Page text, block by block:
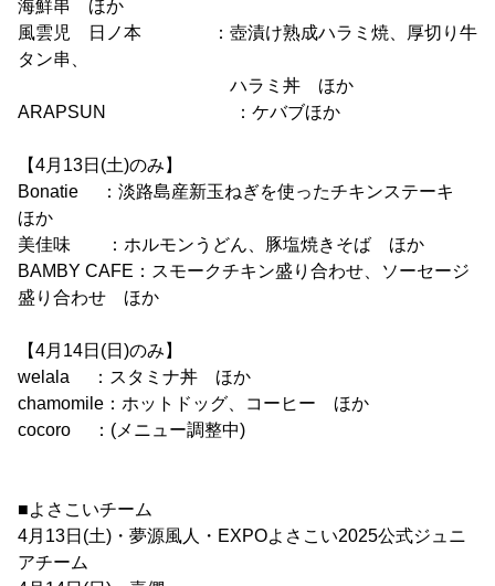
海鮮串 ほか
風雲児 日ノ本 ：壺漬け熟成ハラミ焼、厚切り牛
タン串、
ハラミ丼 ほか
ARAPSUN ：ケバブほか
【4月13日(土)のみ】
Bonatie ：淡路島産新玉ねぎを使ったチキンステーキ
ほか
美佳味 ：ホルモンうどん、豚塩焼きそば ほか
BAMBY CAFE：スモークチキン盛り合わせ、ソーセージ
盛り合わせ ほか
【4月14日(日)のみ】
welala ：スタミナ丼 ほか
chamomile：ホットドッグ、コーヒー ほか
cocoro ：(メニュー調整中)
■よさこいチーム
4月13日(土)・夢源風人・EXPOよさこい2025公式ジュニ
アチーム